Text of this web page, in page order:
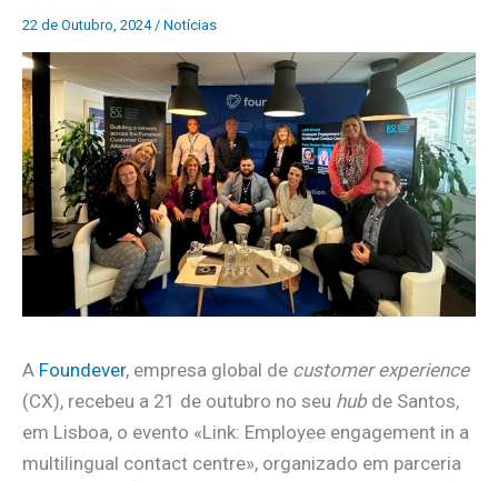
22 de Outubro, 2024 / Notícias
A Foundever, empresa global de customer experience
(CX), recebeu a 21 de outubro no seu hub de Santos,
em Lisboa, o evento «Link: Employee engagement in a
multilingual contact centre», organizado em parceria